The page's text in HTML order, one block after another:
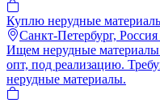
Куплю нерудные
Санкт-Петербург, Россия
Ищем нерудные
опт, под реализацию.
нерудные материалы.